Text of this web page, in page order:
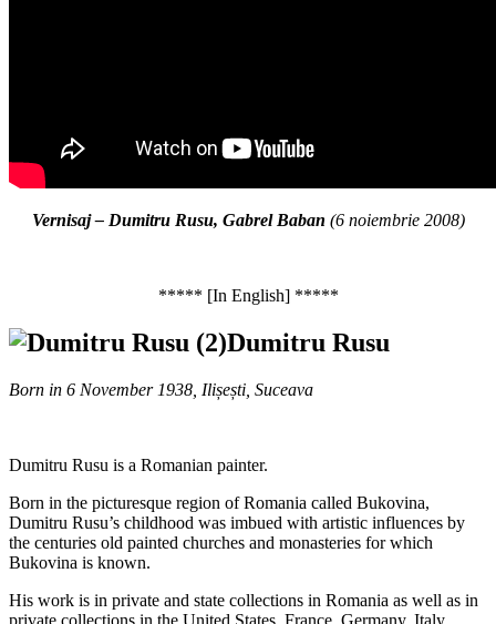
Vernisaj – Dumitru Rusu, Gabrel Baban (6 noiembrie 2008)
***** [In English] *****
Dumitru Rusu
Born in 6 November 1938, Ilișești, Suceava
Dumitru Rusu is a Romanian painter.
Born in the picturesque region of Romania called Bukovina,
Dumitru Rusu’s childhood was imbued with artistic influences by
the centuries old painted churches and monasteries for which
Bukovina is known.
His work is in private and state collections in Romania as well as in
private collections in the United States, France, Germany, Italy,